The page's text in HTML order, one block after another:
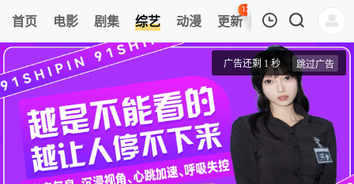
首页 电影 剧集 综艺 动漫 更新
126
热榜 APP
我的观影记录
第01集
吃吃喝喝的兄弟们2
清空